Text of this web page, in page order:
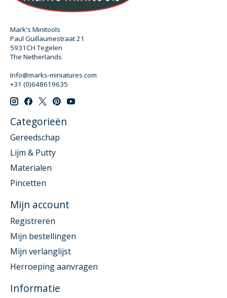
Mark's Minitools
Paul Guillaumestraat 21
5931CH Tegelen
The Netherlands
Info@marks-miniatures.com
+31 (0)648619635
Categorieën
Gereedschap
Lijm & Putty
Materialen
Pincetten
Mijn account
Registreren
Mijn bestellingen
Mijn verlanglijst
Herroeping aanvragen
Informatie